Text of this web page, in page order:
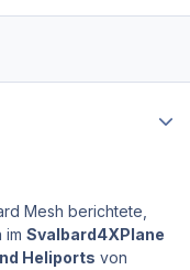
Mesh berichtete,
im Svalbard4XPlane
Heliports von